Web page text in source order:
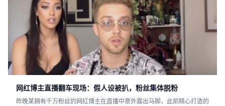
网红博主直播翻车现场：假人设被扒，粉丝集体脱粉
昨晚某拥有千万粉丝的网红博主在直播中意外露出马脚，此前精心打造的